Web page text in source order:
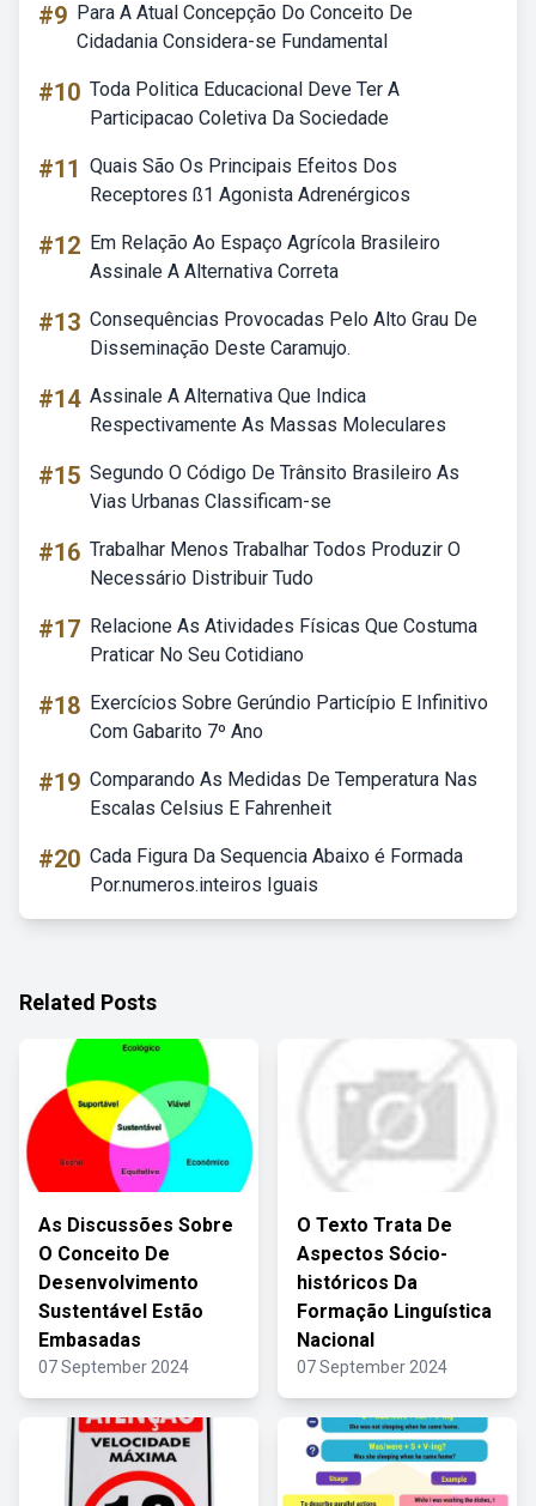
#9 Para A Atual Concepção Do Conceito De
Cidadania Considera-se Fundamental
#10 Toda Politica Educacional Deve Ter A
Participacao Coletiva Da Sociedade
#11 Quais São Os Principais Efeitos Dos
Receptores ß1 Agonista Adrenérgicos
#12 Em Relação Ao Espaço Agrícola Brasileiro
Assinale A Alternativa Correta
#13 Consequências Provocadas Pelo Alto Grau De
Disseminação Deste Caramujo.
#14 Assinale A Alternativa Que Indica
Respectivamente As Massas Moleculares
#15 Segundo O Código De Trânsito Brasileiro As
Vias Urbanas Classificam-se
#16 Trabalhar Menos Trabalhar Todos Produzir O
Necessário Distribuir Tudo
#17 Relacione As Atividades Físicas Que Costuma
Praticar No Seu Cotidiano
#18 Exercícios Sobre Gerúndio Particípio E Infinitivo
Com Gabarito 7º Ano
#19 Comparando As Medidas De Temperatura Nas
Escalas Celsius E Fahrenheit
#20 Cada Figura Da Sequencia Abaixo é Formada
Por.numeros.inteiros Iguais
Related Posts
As Discussões Sobre
O Conceito De
Desenvolvimento
Sustentável Estão
Embasadas
07 September 2024
O Texto Trata De
Aspectos Sócio-
históricos Da
Formação Linguística
Nacional
07 September 2024